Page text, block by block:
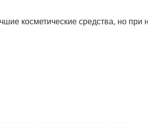
косметические средства, но при